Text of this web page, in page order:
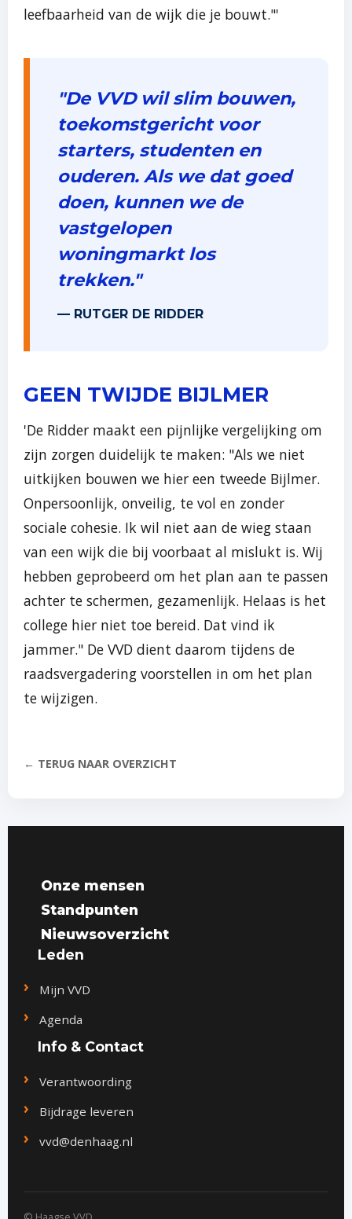
leefbaarheid van de wijk die je bouwt."'
"De VVD wil slim bouwen,
toekomstgericht voor
starters, studenten en
ouderen. Als we dat goed
doen, kunnen we de
vastgelopen
woningmarkt los
trekken."
— RUTGER DE RIDDER
GEEN TWIJDE BIJLMER
'De Ridder maakt een pijnlijke vergelijking om
zijn zorgen duidelijk te maken: "Als we niet
uitkijken bouwen we hier een tweede Bijlmer.
Onpersoonlijk, onveilig, te vol en zonder
sociale cohesie. Ik wil niet aan de wieg staan
van een wijk die bij voorbaat al mislukt is. Wij
hebben geprobeerd om het plan aan te passen
achter te schermen, gezamenlijk. Helaas is het
college hier niet toe bereid. Dat vind ik
jammer." De VVD dient daarom tijdens de
raadsvergadering voorstellen in om het plan
te wijzigen.
← TERUG NAAR OVERZICHT
Onze mensen
Standpunten
Nieuwsoverzicht
Leden
Mijn VVD
Agenda
Info & Contact
Verantwoording
Bijdrage leveren
vvd@denhaag.nl